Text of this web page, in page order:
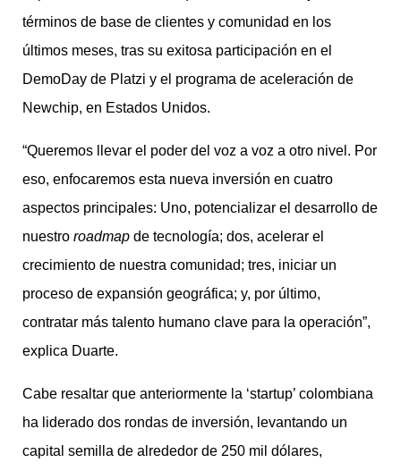
términos de base de clientes y comunidad en los
últimos meses, tras su exitosa participación en el
DemoDay de Platzi y el programa de aceleración de
Newchip, en Estados Unidos.
“Queremos llevar el poder del voz a voz a otro nivel. Por
eso, enfocaremos esta nueva inversión en cuatro
aspectos principales: Uno, potencializar el desarrollo de
nuestro roadmap de tecnología; dos, acelerar el
crecimiento de nuestra comunidad; tres, iniciar un
proceso de expansión geográfica; y, por último,
contratar más talento humano clave para la operación”,
explica Duarte.
Cabe resaltar que anteriormente la ‘startup’ colombiana
ha liderado dos rondas de inversión, levantando un
capital semilla de alrededor de 250 mil dólares,